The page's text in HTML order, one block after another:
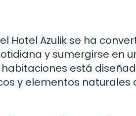
Hotel Azulik se ha
y sumergirse en
está
y elementos naturales